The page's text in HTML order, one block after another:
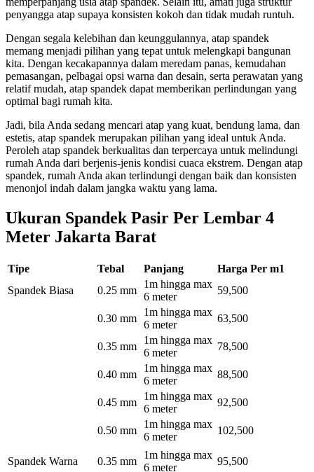
penyangga atap supaya konsisten kokoh dan tidak mudah runtuh.
Dengan segala kelebihan dan keunggulannya, atap spandek
memang menjadi pilihan yang tepat untuk melengkapi bangunan
kita. Dengan kecakapannya dalam meredam panas, kemudahan
pemasangan, pelbagai opsi warna dan desain, serta perawatan yang
relatif mudah, atap spandek dapat memberikan perlindungan yang
optimal bagi rumah kita.
Jadi, bila Anda sedang mencari atap yang kuat, bendung lama, dan
estetis, atap spandek merupakan pilihan yang ideal untuk Anda.
Peroleh atap spandek berkualitas dan terpercaya untuk melindungi
rumah Anda dari berjenis-jenis kondisi cuaca ekstrem. Dengan atap
spandek, rumah Anda akan terlindungi dengan baik dan konsisten
menonjol indah dalam jangka waktu yang lama.
Ukuran Spandek Pasir Per Lembar 4
Meter Jakarta Barat
Tipe Tebal Panjang
Harga Per m1
Spandek Biasa
0.25 mm
1m hingga max
6 meter
59,500
0.30 mm
1m hingga max
6 meter
63,500
0.35 mm
1m hingga max
6 meter
78,500
0.40 mm
1m hingga max
6 meter
88,500
0.45 mm
1m hingga max
6 meter
92,500
0.50 mm
1m hingga max
6 meter
102,500
Spandek Warna 0.35 mm
1m hingga max
6 meter
95,500